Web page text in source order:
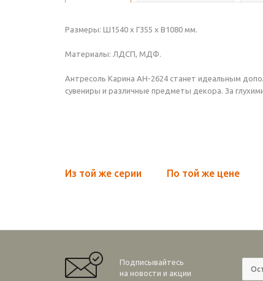
Размеры: Ш1540 х Г355 х В1080 мм.
Материалы: ЛДСП, МДФ.
Антресоль Карина АН-2624 станет идеальным
сувениры и различные предметы декора. За
Из той же серии По той же цене
Подписывайтесь
на новости и акции